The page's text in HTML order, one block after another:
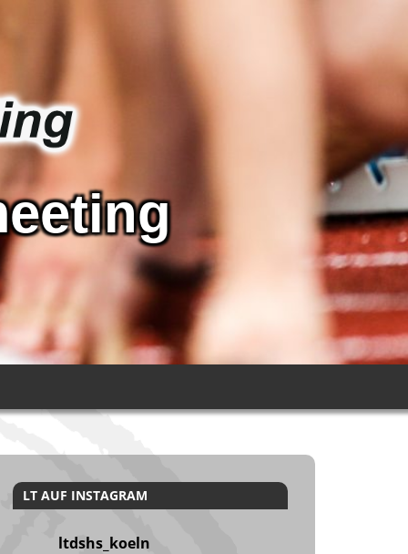
LT AUF INSTAGRAM
ltdshs_koeln